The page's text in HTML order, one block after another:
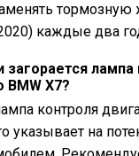
тормозную
каждые два
загорается лампа
BMW X7?
контроля
указывает на